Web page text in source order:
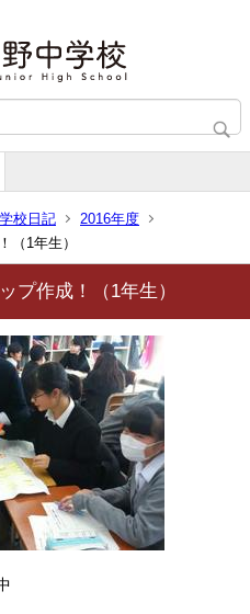
校日記
2016年度
（1年生）
プ作成！（1年生）